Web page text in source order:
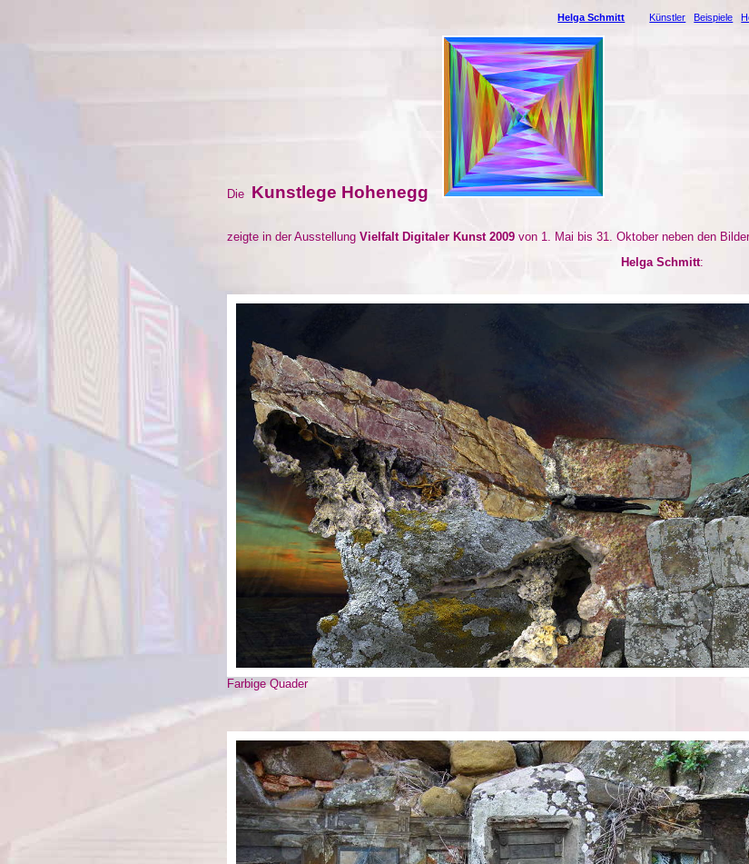
Helga Schmitt Künstler Beispiele
Die Kunstlege Hohenegg
zeigte in der Ausstellung Vielfalt Digitaler Kunst 2009 von 1. Mai bis 31. Oktober neben den
Helga Schmitt:
Farbige Quader